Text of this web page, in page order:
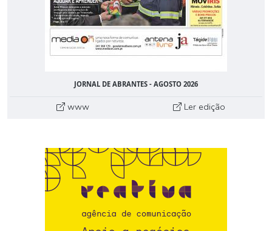
JORNAL DE ABRANTES - AGOSTO 2026
www Ler edição